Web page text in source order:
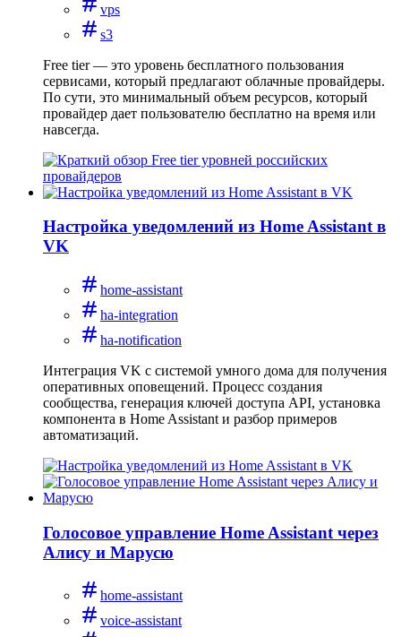
vps
s3
Free tier — это уровень бесплатного пользования
сервисами, который предлагают облачные провайдеры.
По сути, это минимальный объем ресурсов, который
провайдер дает пользователю бесплатно на время или
навсегда.
Настройка уведомлений из Home Assistant в
VK
home-assistant
ha-integration
ha-notification
Интеграция VK с системой умного дома для получения
оперативных оповещений. Процесс создания
сообщества, генерация ключей доступа API, установка
компонента в Home Assistant и разбор примеров
автоматизаций.
Голосовое управление Home Assistant через
Алису и Марусю
home-assistant
voice-assistant